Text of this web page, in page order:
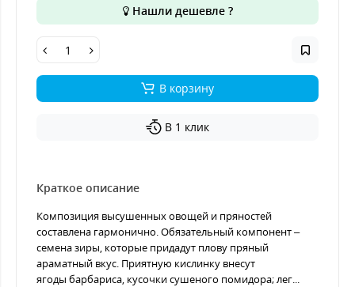
Нашли дешевле ?
В корзину
В 1 клик
Краткое описание
Композиция высушенных овощей и пряностей
составлена гармонично. Обязательный компонент –
семена зиры, которые придадут плову пряный
араматный вкус. Приятную кислинку внесут
ягоды барбариса, кусочки сушеного помидора; лег...